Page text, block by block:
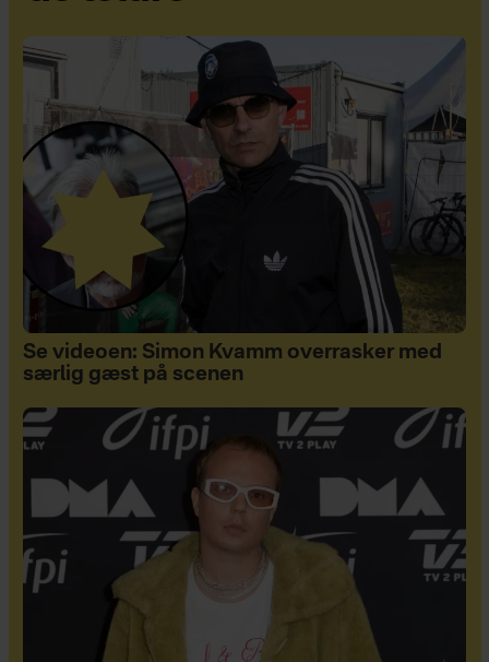
Se videoen: Simon Kvamm overrasker med
særlig gæst på scenen